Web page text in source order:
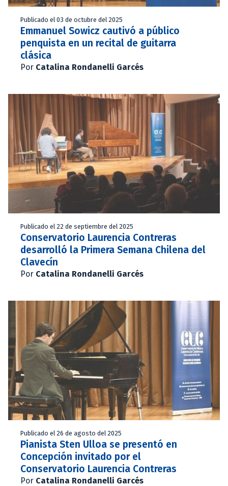
Publicado el 03 de octubre del 2025
Emmanuel Sowicz cautivó a público
penquista en un recital de guitarra
clásica
Por Catalina Rondanelli Garcés
Publicado el 22 de septiembre del 2025
Conservatorio Laurencia Contreras
desarrolló la Primera Semana Chilena del
Clavecín
Por Catalina Rondanelli Garcés
Publicado el 26 de agosto del 2025
Pianista Sten Ulloa se presentó en
Concepción invitado por el
Conservatorio Laurencia Contreras
Por Catalina Rondanelli Garcés